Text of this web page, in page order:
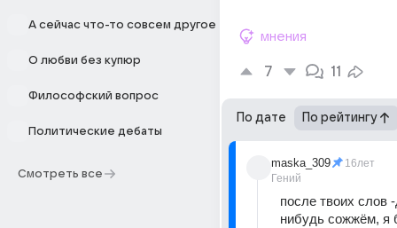
А сейчас что-то совсем другое
О любви без купюр
Философский вопрос
Политические дебаты
Смотреть все
мнения
7 11
По дате По рейтингу
maska_309
Гений
16лет
после твоих слов
нибудь сожжём, я